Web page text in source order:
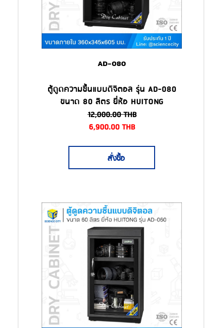
AD-080
ตู้ดูดความชื้นแบบดิจิตอล รุ่น AD-080
ขนาด 80 ลิตร ยี่ห้อ HUITONG
12,000.00THB
6,900.00THB
สั่งซื้อ